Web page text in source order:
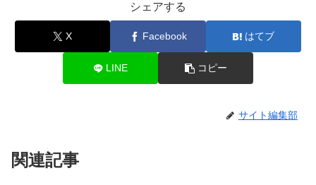
シェアする
X Facebook はてブ
LINE コピー
サイト編集部
関連記事